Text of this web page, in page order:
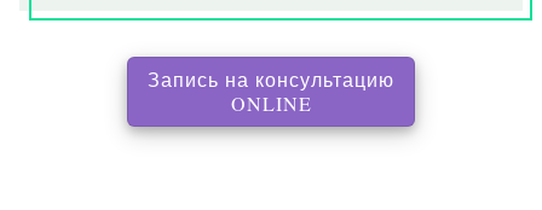
Запись на консультацию
ONLINE, перенаправляет на